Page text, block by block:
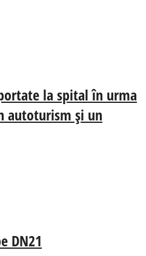
la spital în urma
autoturism și un
DN21